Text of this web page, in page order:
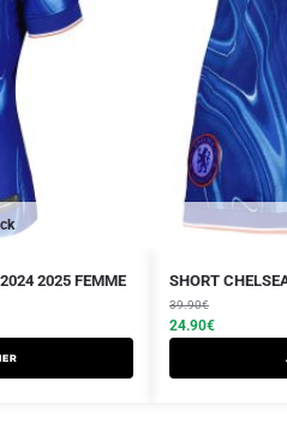
2025 FEMME SHORT
39.90€
Le
prix
initial
était :
24.90€
Le
prix
actuel
est :
Ce
produit
a